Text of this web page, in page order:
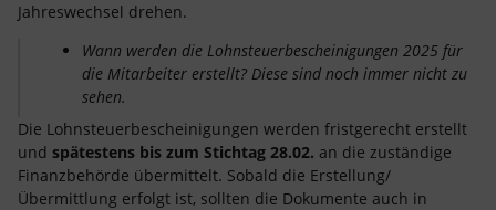
Jahreswechsel drehen.
Wann werden die Lohnsteuerbescheinigungen 2025 für
die Mitarbeiter erstellt? Diese sind noch immer nicht zu
sehen.
Die Lohnsteuerbescheinigungen werden fristgerecht erstellt
und spätestens bis zum Stichtag 28.02. an die zuständige
Finanzbehörde übermittelt. Sobald die Erstellung/
Übermittlung erfolgt ist, sollten die Dokumente auch in